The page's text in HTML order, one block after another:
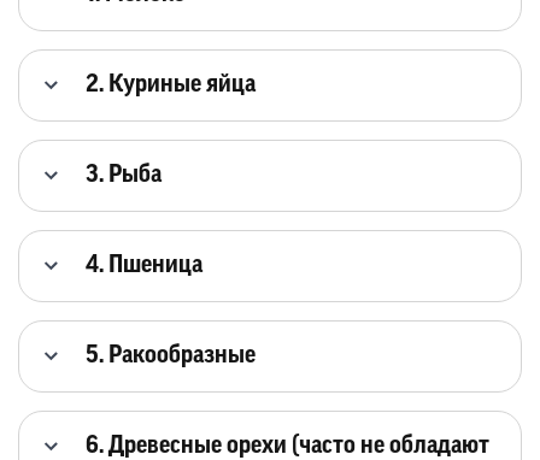
2. Куриные яйца
3. Рыба
4. Пшеница
5. Ракообразные
6. Древесные орехи (часто не обладают